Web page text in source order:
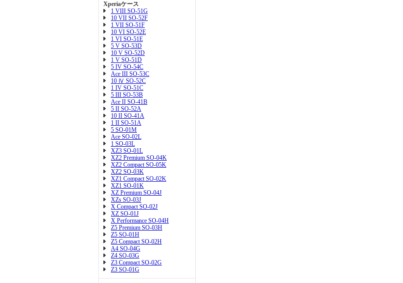
Xperiaケース
1 VIII SO-51G
10 VII SO-52F
1 VII SO-51F
10 VI SO-52E
1 VI SO-51E
5 V SO-53D
10 V SO-52D
1 V SO-51D
5 IV SO-54C
Ace III SO-53C
10 Ⅳ SO-52C
1 IV SO-51C
5 III SO-53B
Ace II SO-41B
5 II SO-52A
10 II SO-41A
1 II SO-51A
5 SO-01M
Ace SO-02L
1 SO-03L
XZ3 SO-01L
XZ2 Premium SO-04K
XZ2 Compact SO-05K
XZ2 SO-03K
XZ1 Compact SO-02K
XZ1 SO-01K
XZ Premium SO-04J
XZs SO-03J
X Compact SO-02J
XZ SO-01J
X Performance SO-04H
Z5 Premium SO-03H
Z5 SO-01H
Z5 Compact SO-02H
A4 SO-04G
Z4 SO-03G
Z3 Compact SO-02G
Z3 SO-01G